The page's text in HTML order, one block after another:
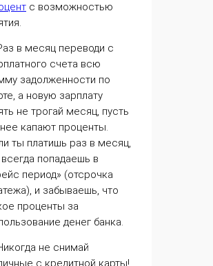
с возможностью
в месяц переводи с
счета всю
задолженности по
а новую зарплату
не трогай месяц, пусть
капают проценты.
ты платишь раз в месяц,
попадаешь в
период» (отсрочка
и забываешь, что
проценты за
денег банка.
не снимай
с кредитной карты!